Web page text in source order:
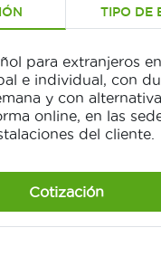
TIPO DE
para extranjeros en
e individual, con
y con
online, en las
del cliente.
Cotización